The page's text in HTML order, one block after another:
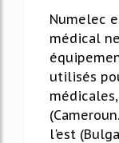
Numelec
médical
utilisés
l'est